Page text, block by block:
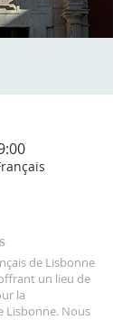
de Lisbonne
un lieu de
la
Lisbonne. Nous